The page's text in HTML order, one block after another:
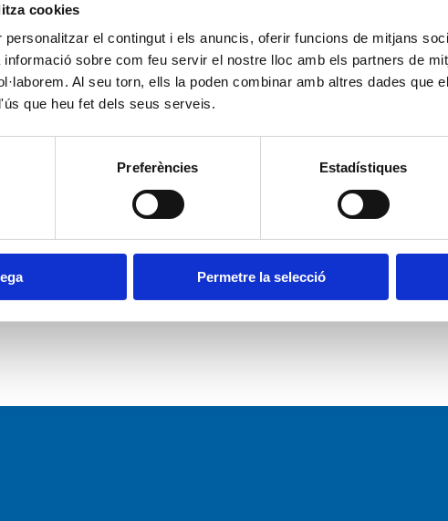
cookies
personalitzar el contingut i els anuncis, oferir funcions de mitjans
informació sobre com feu servir el nostre lloc amb els partners de
Al seu torn, ells la poden combinar amb altres dades que
que heu fet dels seus serveis.
Preferències Estadístiques
Permetre la selecció
debido al COVID-19, se hará con cita previa. Pueden pedir
al 972 20 17 37.